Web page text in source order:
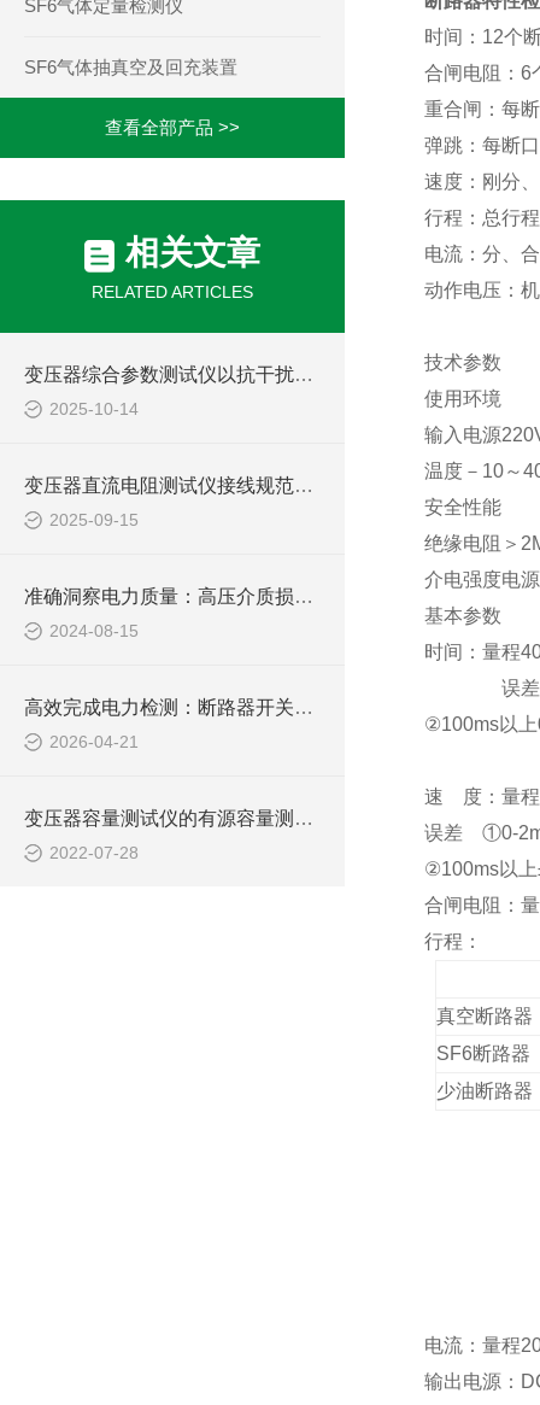
SF6气体定量检测仪
SF6气体抽真空及回充装置
查看全部产品 >>
相关文章
RELATED ARTICLES
变压器综合参数测试仪以抗干扰设计保障复杂电网检测精准
2025-10-14
变压器直流电阻测试仪接线规范与常见误差排除方法
2025-09-15
准确洞察电力质量：高压介质损耗测试装置的创新应用
2024-08-15
高效完成电力检测：断路器开关特性测试仪应用详解
2026-04-21
变压器容量测试仪的有源容量测试方式简介
2022-07-28
时间：12个
合闸电阻：6
重合闸：每
弹跳：每断
速度：刚分
行程：总行
电流：分、
动作电压：
技术参数
使用环境
输入电源
温度－10～
安全性能
绝缘电阻＞
介电强度电
基本参数
时间：量程
误差
②100ms以
速 度：量程
误差 ①0-
②100ms以上
合闸电阻：
行程：
真空断路器
SF6断路器
少油断路器
电流：量程
输出电源：